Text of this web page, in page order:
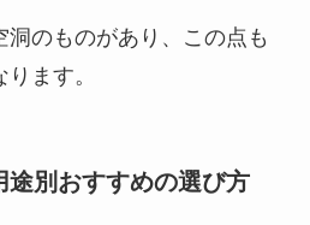
のものがあり、この点も
ます。
途別おすすめの選び方